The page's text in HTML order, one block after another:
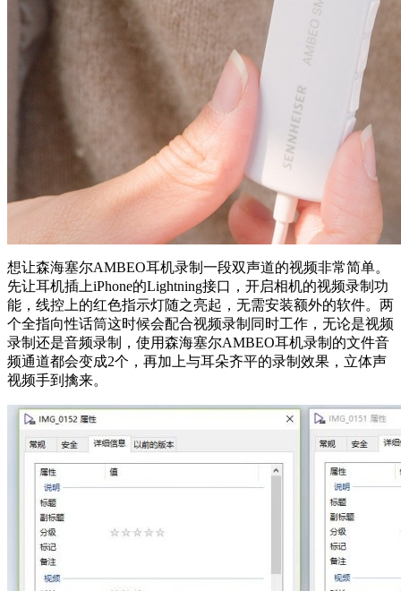
想让森海塞尔AMBEO耳机录制一段双声道的视频非常简单。
先让耳机插上iPhone的Lightning接口，开启相机的视频录制功
能，线控上的红色指示灯随之亮起，无需安装额外的软件。两
个全指向性话筒这时候会配合视频录制同时工作，无论是视频
录制还是音频录制，使用森海塞尔AMBEO耳机录制的文件音
频通道都会变成2个，再加上与耳朵齐平的录制效果，立体声
视频手到擒来。